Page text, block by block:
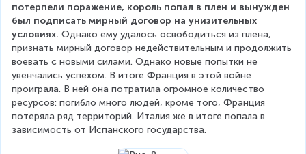
потерпели поражение, король попал в плен и вынужден
был подписать мирный договор на унизительных
условиях. Однако ему удалось освободиться из плена,
признать мирный договор недействительным и продолжить
воевать с новыми силами. Однако новые попытки не
увенчались успехом. В итоге Франция в этой войне
проиграла. В ней она потратила огромное количество
ресурсов: погибло много людей, кроме того, Франция
потеряла ряд территорий. Италия же в итоге попала в
зависимость от Испанского государства.